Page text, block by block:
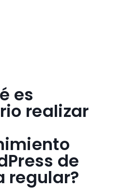
es
realizar
de
regular?